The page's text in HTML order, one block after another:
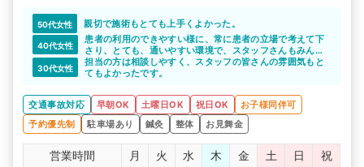
50代女性 親切で施術もとても上手くよかった。
40代女性
患者の利用のできやすい様に、常に患者の立場で考えて下
さり、とても、通いやすい環境で、スタッフさんもみんな
元気で感じ良かったです。
30代女性
担当の方は相談しやすく、スタッフの皆さんの雰囲気もと
てもよかったです。
交通事故対応 早朝OK 土曜日OK 祝日OK
お子様同伴可
予約優先制
駐車場あり 鍼灸 整体 お見舞金
営業時間 月 火 水 木 金 土 日
祝